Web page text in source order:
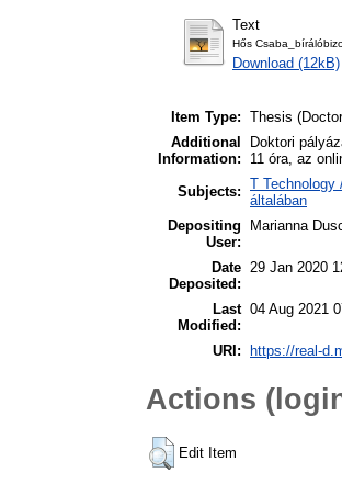
Text
Hős
Download (12kB)
Item Type: Thesis
Additional
Information:
Doktori
11 óra, az
Subjects: T Technology
általában
Depositing
User:
Marianna
Date
Deposited:
29 Jan 2020
Last
Modified:
04 Aug 2021
URI: https://real-
Actions
Edit Item